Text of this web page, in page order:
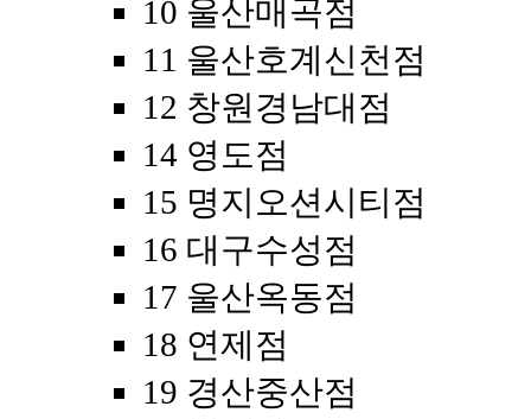
10 울산매곡점
11 울산호계신천점
12 창원경남대점
14 영도점
15 명지오션시티점
16 대구수성점
17 울산옥동점
18 연제점
19 경산중산점